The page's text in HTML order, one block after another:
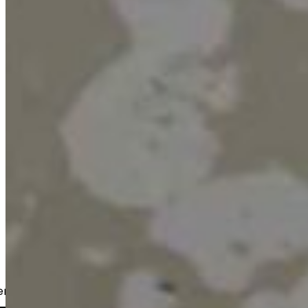
bostadsbolag och företag.